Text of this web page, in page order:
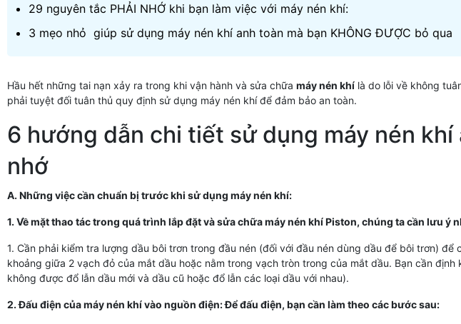
29 nguyên tắc PHẢI NHỚ khi bạn làm việc với máy nén khí:
3 mẹo nhỏ giúp sử dụng máy nén khí anh toàn mà bạn KHÔNG ĐƯỢC bỏ qua
Hầu hết những tai nạn xảy ra trong khi vận hành và sửa chữa máy nén khí là do lỗi về không
phải tuyệt đối tuân thủ quy định sử dụng máy nén khí để đảm bảo an toàn.
6 hướng dẫn chi tiết sử dụng máy nén khí
nhớ
A. Những việc cần chuẩn bị trước khi sử dụng máy nén khí:
1. Về mặt thao tác trong quá trình lắp đặt và sửa chữa máy nén khí Piston, chúng ta cần lưu ý
1. Cần phải kiểm tra lượng dầu bôi trơn trong đầu nén (đối với đầu nén dùng dầu để bôi trơn)
khoảng giữa 2 vạch đỏ của mắt dầu hoặc nằm trong vạch tròn trong của mắt dầu. Bạn cần
không được đổ lẫn dầu mới và dầu cũ hoặc đổ lẫn các loại dầu với nhau).
2. Đấu điện của máy nén khí vào nguồn điện: Để đấu điện, bạn cần làm theo các bước sau: